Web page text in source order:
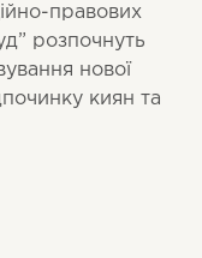
правових
розпочнуть
нової
киян та